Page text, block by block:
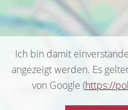
Ich bin damit
angezeigt werden. Es
von Google (https://